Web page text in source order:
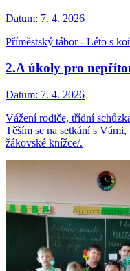
Datum: 7. 4. 2026
Příměstský tábor - Léto s
2.A úkoly pro
Datum: 7. 4. 2026
Vážení rodiče, třídní
Těším se na setkání s
žákovské knížce/.